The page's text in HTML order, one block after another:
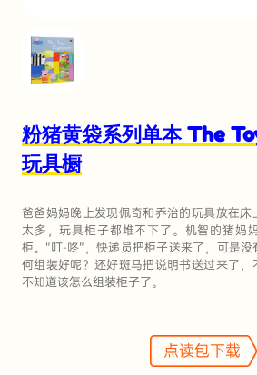
粉猪黄袋系列单本 The
玩具橱
爸爸妈妈晚上发现佩奇和乔治的玩具放在
太多，玩具柜子都堆不下了。机智的猪妈
柜。“叮-咚”，快递员把柜子送来了，可是
何组装好呢？还好斑马把说明书送过来了，
不知道该怎么组装柜子了。
点读包下载